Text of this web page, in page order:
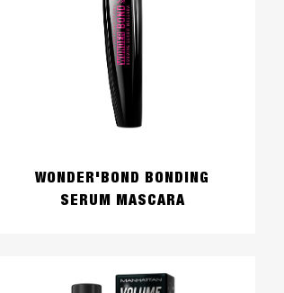
WONDER'BOND BONDING
SERUM MASCARA